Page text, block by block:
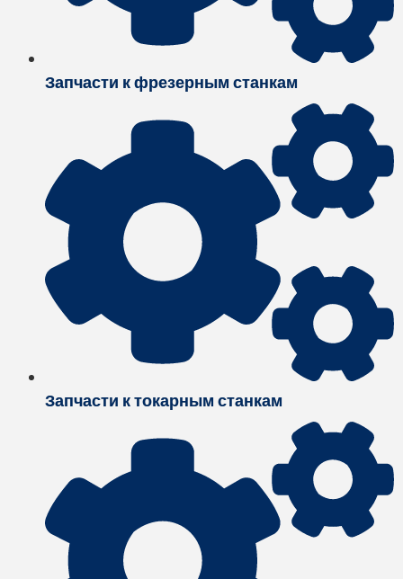
Запчасти к фрезерным станкам
Запчасти к токарным станкам